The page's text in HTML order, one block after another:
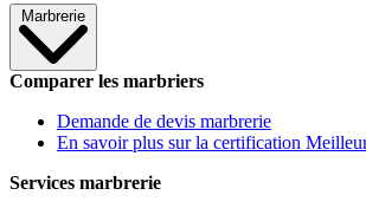
Marbrerie
Comparer les marbriers
Demande de devis marbrerie
En savoir plus sur la certification
Services marbrerie